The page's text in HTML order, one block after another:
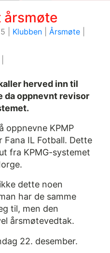
| Klubben Årsmøte
herved inn til
da oppnevnt revisor
oppnevne KPMP
Fana IL Fotball. Dette
fra KPMG-systemet
dette noen
har de samme
til, men den
årsmøtevedtak.
22. desember.